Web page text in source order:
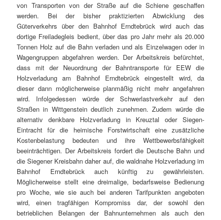
von Transporten von der Straße auf die Schiene geschaffen
werden. Bei der bisher praktizierten Abwicklung des
Güterverkehrs über den Bahnhof Erndtebrück wird auch das
dortige Freiladegleis bedient, über das pro Jahr mehr als 20.000
Tonnen Holz auf die Bahn verladen und als Einzelwagen oder in
Wagengruppen abgefahren werden. Der Arbeitskreis befürchtet,
dass mit der Neuordnung der Bahntransporte für EEW die
Holzverladung am Bahnhof Erndtebrück eingestellt wird, da
dieser dann möglicherweise planmäßig nicht mehr angefahren
wird. Infolgedessen würde der Schwerlastverkehr auf den
Straßen in Wittgenstein deutlich zunehmen. Zudem würde die
alternativ denkbare Holzverladung in Kreuztal oder Siegen-
Eintracht für die heimische Forstwirtschaft eine zusätzliche
Kostenbelastung bedeuten und ihre Wettbewerbsfähigkeit
beeinträchtigen. Der Arbeitskreis fordert die Deutsche Bahn und
die Siegener Kreisbahn daher auf, die waldnahe Holzverladung im
Bahnhof Erndtebrück auch künftig zu gewährleisten.
Möglicherweise stellt eine dreimalige, bedarfsweise Bedienung
pro Woche, wie sie auch bei anderen Tarifpunkten angeboten
wird, einen tragfähigen Kompromiss dar, der sowohl den
betrieblichen Belangen der Bahnunternehmen als auch den